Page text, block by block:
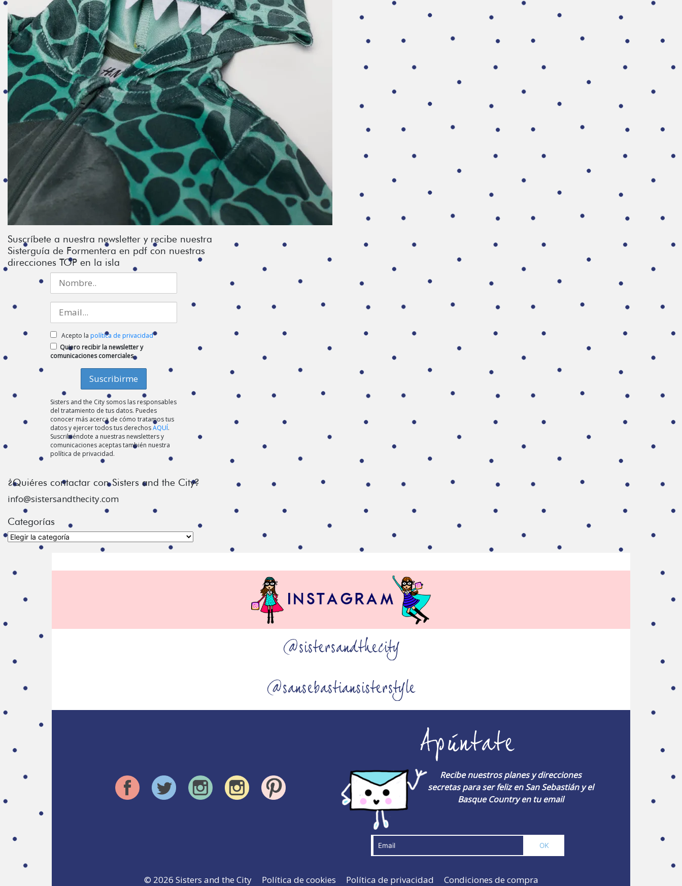
Suscríbete a nuestra newsletter y recibe nuestra
Sisterguía de Formentera en pdf con nuestras
direcciones TOP en la isla
Acepto la política de privacidad
Quiero recibir la newsletter y
comunicaciones comerciales
Sisters and the City somos las responsables
del tratamiento de tus datos. Puedes
conocer más acerca de cómo tratamos tus
datos y ejercer todos tus derechosAQUÍ.
Suscribiéndote a nuestras newsletters y
comunicaciones aceptas también nuestra
política de privacidad.
¿Quiéres contactar con Sisters and the City?
info@sistersandthecity.com
Categorías
Categorías
@sistersandthecity
@sansebastiansisterstyle
Apúntate
Recibe nuestros planes y direcciones
secretas para ser feliz en San Sebastián y el
Basque Country en tu email
© 2026 Sisters and the City Política de cookies Política de privacidad Condiciones de compra